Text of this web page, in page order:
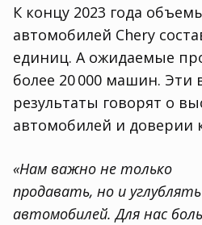
К концу 2023 года
автомобилей Chery
единиц. А ожидаемые
более 20 000 машин.
результаты говорят о
автомобилей и доверии
«Нам важно не только
продавать, но и
автомобилей. Для нас